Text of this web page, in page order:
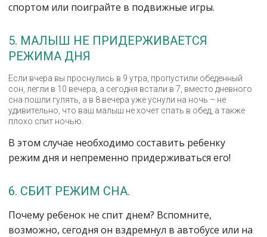
спортом или поиграйте в подвижные игры.
5. МАЛЫШ НЕ ПРИДЕРЖИВАЕТСЯ
РЕЖИМА ДНЯ
Если вчера вы проснулись в 9 утра, пропустили обеденный
сон, легли в 10 вечера, а сегодня встали в 7, вместо дневного
сна пошли гулять, а в 8 вечера уже уснули на ночь – не
удивительно, что ваш малыш не хочет спать в обед, а также
плохо спит ночью.
В этом случае необходимо составить ребенку
режим дня и непременно придерживаться его!
6. СБИТ РЕЖИМ СНА.
Почему ребенок не спит днем? Вспомните,
возможно, сегодня он вздремнул в автобусе или на